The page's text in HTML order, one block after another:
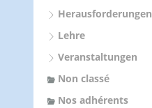
Herausforderungen
Lehre
Veranstaltungen
Non classé
Nos adhérents